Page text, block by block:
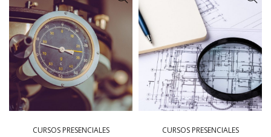
CURSOS PRESENCIALES CURSOS PRESENCIALES